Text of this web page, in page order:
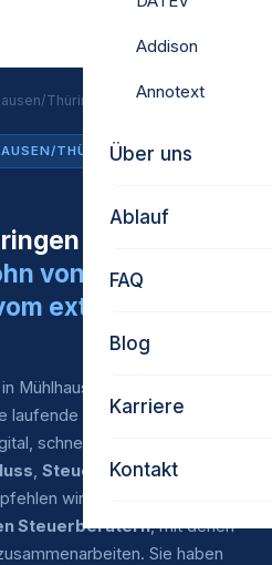
Addison
Annotext
Über uns
Ablauf
FAQ
Blog
Karriere
Kontakt
Thüringen
THÜRINGEN
gesucht?
von uns.
externen
Mühlhausen/Thüringen?
laufende
Finanzbuchhaltung
schnell und zu fairen
, Steuererklärung
wir Ihnen eine Auswahl
Steuerberatern, mit denen
Sie haben